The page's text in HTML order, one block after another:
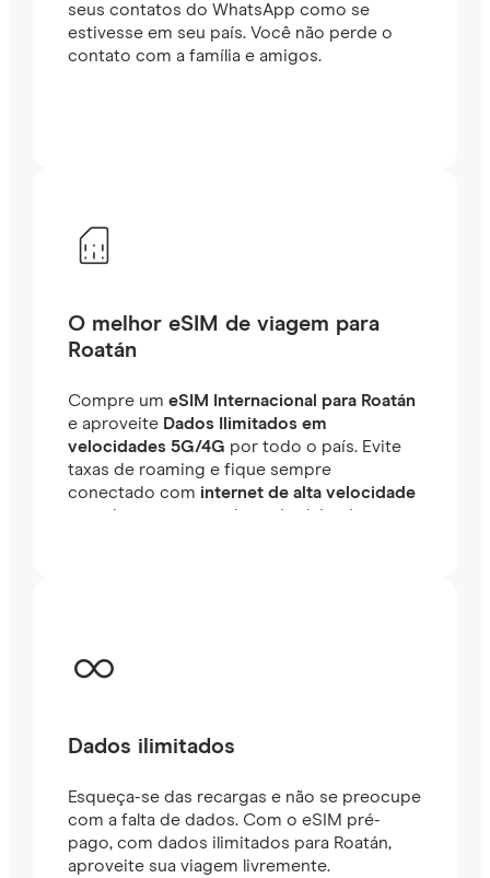
seus contatos do WhatsApp como se
estivesse em seu país. Você não perde o
contato com a família e amigos.
O melhor eSIM de viagem para
Roatán
Compre um eSIM Internacional para Roatán
e aproveite Dados Ilimitados em
velocidades 5G/4G por todo o país. Evite
taxas de roaming e fique sempre
conectado com internet de alta velocidade
em minutos no exterior, seja viajando ou
Dados ilimitados
Esqueça-se das recargas e não se preocupe
com a falta de dados. Com o eSIM pré-
pago, com dados ilimitados para Roatán,
aproveite sua viagem livremente.